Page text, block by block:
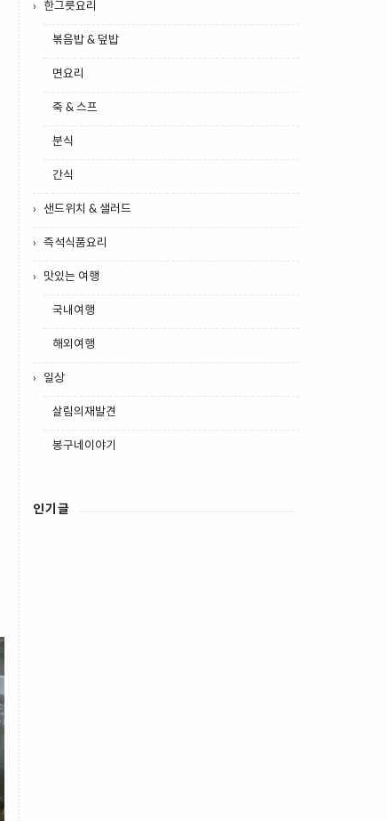
한그릇요리
볶음밥 & 덮밥
면요리
죽 & 스프
분식
간식
샌드위치 & 샐러드
즉석식품요리
맛있는 여행
국내여행
해외여행
일상
살림의재발견
봉구네이야기
인기글